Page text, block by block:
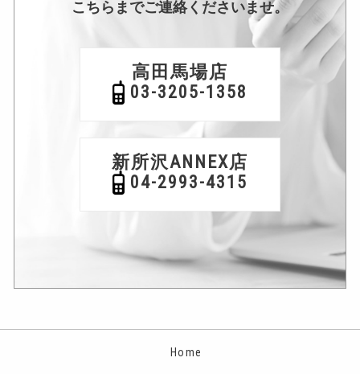
こちらまでご連絡くださいませ。
高田馬場店
03-3205-1358
新所沢ANNEX店
04-2993-4315
Home